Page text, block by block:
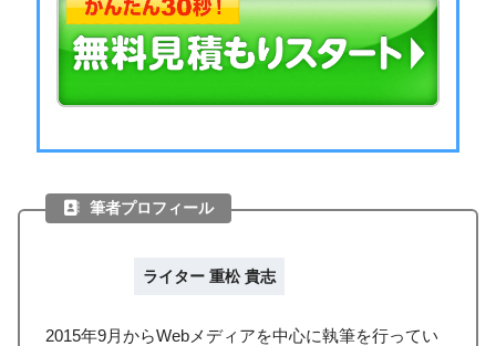
筆者プロフィール
ライター 重松 貴志
2015年9月からWebメディアを中心に執筆を行ってい